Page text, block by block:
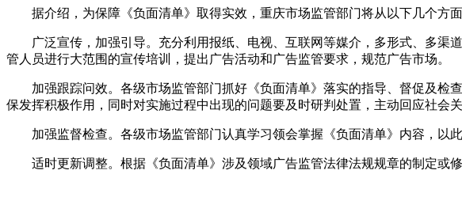
据介绍，为保障《负面清单》取得实效，重庆市场监管部门将从以下几个方面
广泛宣传，加强引导。充分利用报纸、电视、互联网等媒介，多形式、多渠
管人员进行大范围的宣传培训，提出广告活动和广告监管要求，规范广告市场。
加强跟踪问效。各级市场监管部门抓好《负面清单》落实的指导、督促及检
保发挥积极作用，同时对实施过程中出现的问题要及时研判处置，主动回应社会关
加强监督检查。各级市场监管部门认真学习领会掌握《负面清单》内容，以
适时更新调整。根据《负面清单》涉及领域广告监管法律法规规章的制定或修